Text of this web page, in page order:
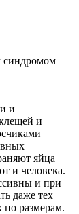
синдромом
и
и
яйца
и человека.
и при
даже тех
по размерам.